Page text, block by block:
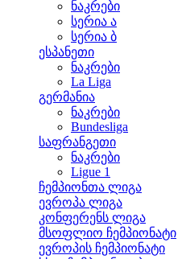
ნაკრები
სერია ა
სერია ბ
ესპანეთი
ნაკრები
La Liga
გერმანია
ნაკრები
Bundesliga
საფრანგეთი
ნაკრები
Ligue 1
ჩემპიონთა ლიგა
ევროპა ლიგა
კონფერენს ლიგა
მსოფლიო ჩემპიონატი
ევროპის ჩემპიონატი